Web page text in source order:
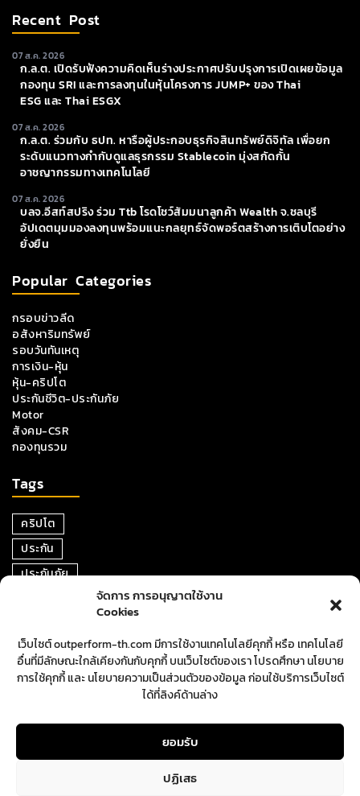
จัดการ การอนุญาตใช้งาน
Cookies
เว็บไซต์ outperform-th.com มีการใช้งานเทคโนโลยีคุกกี้ หรือ เทคโนโลยี
อื่นที่มีลักษณะใกล้เคียงกันกับคุกกี้ บนเว็บไซต์ของเรา โปรดศึกษา นโยบาย
การใช้คุกกี้ และ นโยบายความเป็นส่วนตัวของข้อมูล ก่อนใช้บริการเว็บไซต์
ได้ที่ลิงค์ด้านล่าง
ยอมรับ
ปฏิเสธ
Recent Post
07 ส.ค. 2026
ก.ล.ต. เปิดรับฟังความคิดเห็นร่างประกาศปรับปรุงการเปิดเผยข้อมูล
กองทุน SRI และการลงทุนในหุ้นโครงการ JUMP+ ของ Thai
ESG และ Thai ESGX
07 ส.ค. 2026
ก.ล.ต. ร่วมกับ ธปท. หารือผู้ประกอบธุรกิจสินทรัพย์ดิจิทัล เพื่อยก
ระดับแนวทางกำกับดูแลธุรกรรม Stablecoin มุ่งสกัดกั้น
อาชญากรรมทางเทคโนโลยี
07 ส.ค. 2026
บลจ.อีสท์สปริง ร่วม Ttb โรดโชว์สัมมนาลูกค้า Wealth จ.ชลบุรี
อัปเดตมุมมองลงทุนพร้อมแนะกลยุทธ์จัดพอร์ตสร้างการเติบโตอย่าง
ยั่งยืน
Popular Categories
กรอบข่าวลีด
อสังหาริมทรัพย์
รอบวันทันเหตุ
การเงิน-หุ้น
หุ้น-คริปโต
ประกันชีวิต-ประกันภัย
Motor
สังคม-CSR
กองทุนรวม
Tags
คริปโต
ประกัน
ประกันภัย
ตราสารหนี้
อสังหาริมทรัพย์
ตลาดหุ้น